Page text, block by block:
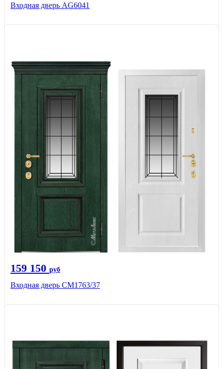
Входная дверь AG6041
159 150 руб
Входная дверь СМ1763/37